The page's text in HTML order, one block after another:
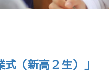
（新高２生）」